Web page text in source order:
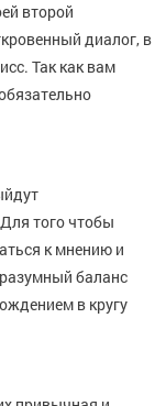
второй
диалог, в
Так как вам
того чтобы
к мнению и
баланс
в кругу